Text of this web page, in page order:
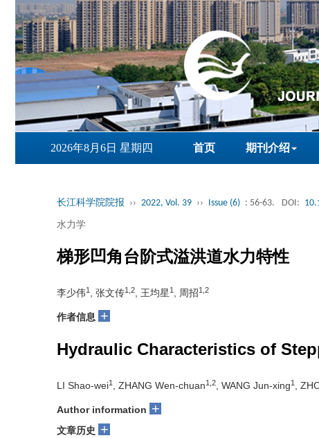
2026年8月6日 星期四 首页 期刊介绍
长江科学院院报 ›› 2022, Vol. 39 ›› Issue (6) : 56-63. DOI:
水力学
梯形凹角台阶式溢洪道水力特性
李少伟1 , 张文传1,2 , 王均星1 , 周招1,2
作者信息 +
Hydraulic Characteristics of
LI Shao-wei1 , ZHANG Wen-chuan1,2 , WANG Jun-xing1 ,
Author information +
文章历史 +